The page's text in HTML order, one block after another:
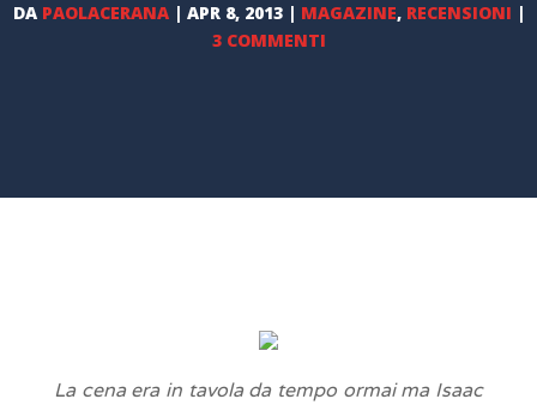
DA PAOLACERANA| APR 8, 2013| MAGAZINE, RECENSIONI |
3 COMMENTI
La cena era in tavola da tempo ormai ma Isaac